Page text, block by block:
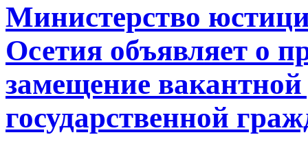
Министерство
Осетия объявляет о
замещение
государственной